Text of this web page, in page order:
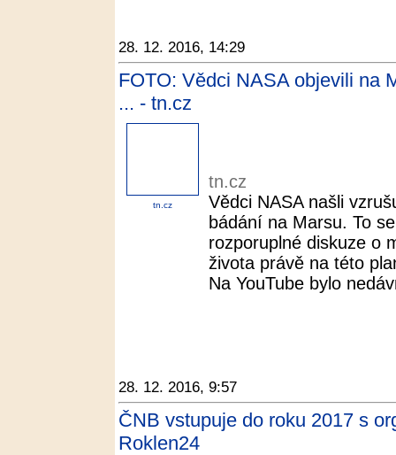
28. 12. 2016, 14:29
FOTO: Vědci NASA objevili na
... - tn.cz
tn.cz
tn.cz
Vědci NASA našli
bádání na Marsu. To
rozporuplné diskuze o
života právě na této
Na YouTube bylo
28. 12. 2016, 9:57
ČNB vstupuje do roku 2017 s
Roklen24